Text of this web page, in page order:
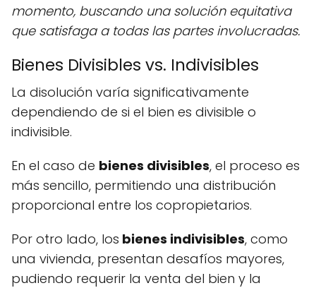
momento, buscando una solución equitativa
que satisfaga a todas las partes involucradas.
Bienes Divisibles vs. Indivisibles
La disolución varía significativamente
dependiendo de si el bien es divisible o
indivisible.
En el caso de bienes divisibles, el proceso es
más sencillo, permitiendo una distribución
proporcional entre los copropietarios.
Por otro lado, los bienes indivisibles, como
una vivienda, presentan desafíos mayores,
pudiendo requerir la venta del bien y la